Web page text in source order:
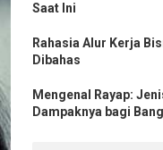
Saat Ini
Rahasia Alur Kerja
Dibahas
Mengenal Rayap:
Dampaknya bagi